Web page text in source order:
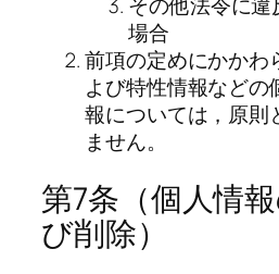
場合
前項の定めにかかわ
よび特性情報などの
報については，原則
ません。
第7条（個人情
び削除）